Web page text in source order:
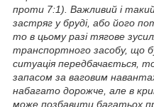
проти 7:1). Важливий і
застряг у бруді, або його
то в цьому разі тягове
транспортного засобу, що
ситуація передбачається,
запасом за ваговим
набагато дорожче, але в
може позбавити багатьох